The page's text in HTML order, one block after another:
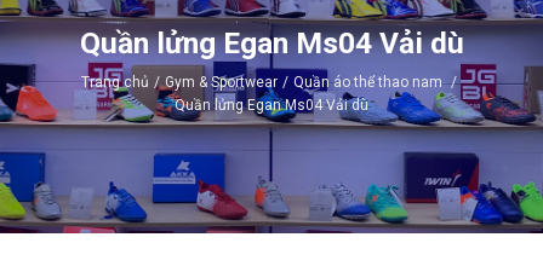
Quần lửng Egan Ms04 Vải dù
Trang chủ / Gym & Sportwear / Quần áo thể thao nam /
Quần lửng Egan Ms04 Vải dù